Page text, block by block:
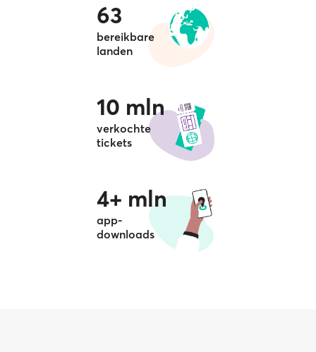
63
bereikbare
landen
10 mln
verkochte
tickets
4+ mln
app-
downloads